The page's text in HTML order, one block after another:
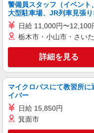
ィブ支給(規定有) ★月2回払
有）★ ゜
キープ
紹介予定派遣
【au】
未
者 時給
給（規定あり） ゜+゜
○。・゜+
を紹介頂
回払い
沖縄
キープ
警備員スタッフ（イベント
大型駐車場、JR列車見張り
日給 11,000円〜12,100
栃木市・小山市・さい
詳細を見る
マイクロバスにて教習所に
イバー
日給 15,850円
箕面市